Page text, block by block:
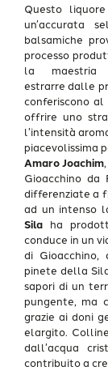
Questo liquore
un’accurata
balsamiche
processo
la maestria
estrarre dalle
conferiscono
offrire uno
l’intensità
piacevolissima
Amaro Joachim,
Gioacchino
differenziate a
ad un intenso
Sila ha
conduce in un
di
pinete della
sapori di un
pungente, ma
grazie ai doni
elargito.
dall’acqua
contribuito a